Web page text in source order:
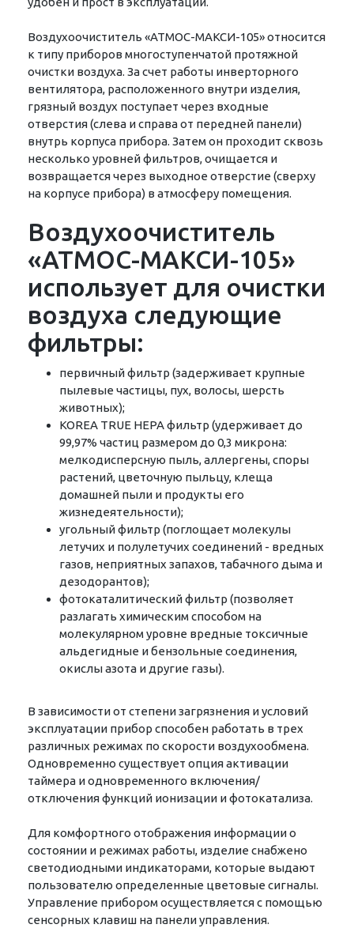
Воздухоочиститель «АТМОС-МАКСИ-105» относится
к типу приборов многоступенчатой протяжной
очистки воздуха. За счет работы инверторного
вентилятора, расположенного внутри изделия,
грязный воздух поступает через входные
отверстия (слева и справа от передней панели)
внутрь корпуса прибора. Затем он проходит сквозь
несколько уровней фильтров, очищается и
возвращается через выходное отверстие (сверху
на корпусе прибора) в атмосферу помещения.
Воздухоочиститель
«АТМОС-МАКСИ-105»
использует для очистки
воздуха следующие
фильтры:
первичный фильтр (задерживает крупные
пылевые частицы, пух, волосы, шерсть
животных);
KOREA TRUE HEPA фильтр (удерживает до
99,97% частиц размером до 0,3 микрона:
мелкодисперсную пыль, аллергены, споры
растений, цветочную пыльцу, клеща
домашней пыли и продукты его
жизнедеятельности);
угольный фильтр (поглощает молекулы
летучих и полулетучих соединений - вредных
газов, неприятных запахов, табачного дыма и
дезодорантов);
фотокаталитический фильтр (позволяет
разлагать химическим способом на
молекулярном уровне вредные токсичные
альдегидные и бензольные соединения,
окислы азота и другие газы).
В зависимости от степени загрязнения и условий
эксплуатации прибор способен работать в трех
различных режимах по скорости воздухообмена.
Одновременно существует опция активации
таймера и одновременного включения/
отключения функций ионизации и фотокатализа.
Для комфортного отображения информации о
состоянии и режимах работы, изделие снабжено
светодиодными индикаторами, которые выдают
пользователю определенные цветовые сигналы.
Управление прибором осуществляется с помощью
сенсорных клавиш на панели управления.